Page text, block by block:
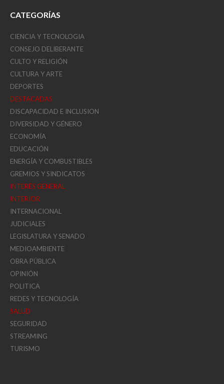
CATEGORÍAS
CIENCIA Y TECNOLOGIA
CONSEJO DELIBERANTE
CULTO Y RELIGIÓN
CULTURA Y ARTE
DEPORTES
DESTACADAS
DISCAPACIDAD E INCLUSION
DIVERSIDAD Y GÉNERO
ECONOMÍA
EDUCACIÓN
ENERGÍA Y COMBUSTIBLES
GREMIOS Y SINDICATOS
INTERÉS GENERAL
INTERIOR
INTERNACIONAL
JUDICIALES
LEGISLATURA Y SENADO
MEDIOAMBIENTE
OBRA PÚBLICA
OPINIÓN
POLITICA
REDES Y TECNOLOGÍA
SALUD
SEGURIDAD
STREAMING
TURISMO